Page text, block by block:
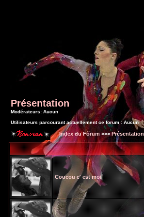
Présentation
Modérateurs: Aucun
Utilisateurs parcourant actuellement ce forum : Aucun
Index du Forum >>>Présentation
Coucou c' est moi